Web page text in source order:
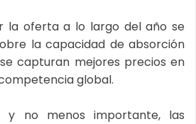
la oferta a lo largo del año se
la capacidad de absorción
capturan mejores precios en
global.
y no menos importante, las